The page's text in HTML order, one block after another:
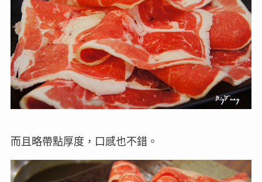
而且略帶點厚度，口感也不錯。